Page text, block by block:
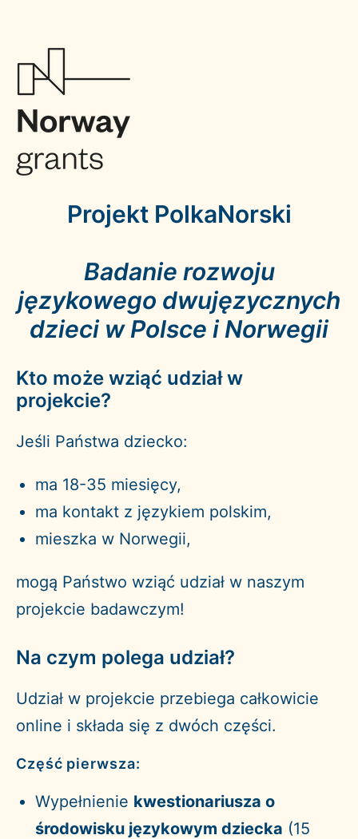
content
Forms
Projekt PolkaNorski
Badanie rozwoju
językowego dwujęzycznych
dzieci w Polsce i Norwegii
Kto może wziąć udział w
projekcie?
Jeśli Państwa dziecko:
ma 18-35 miesięcy,
ma kontakt z językiem polskim,
mieszka w Norwegii,
mogą Państwo wziąć udział w naszym
projekcie badawczym!
Na czym polega udział?
Udział w projekcie przebiega całkowicie
online i składa się z dwóch części.
Część pierwsza:
Wypełnienie kwestionariusza o
środowisku językowym dziecka (15